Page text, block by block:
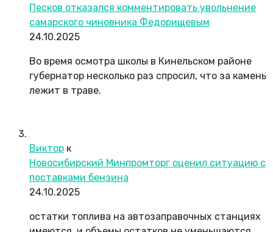
Песков отказался комментировать увольнение
самарского чиновника Федорищевым
24.10.2025
Во время осмотра школы в Кинельском районе
губернатор несколько раз спросил, что за камень
лежит в траве.
Виктор к
Новосибирский Минпромторг оценил ситуацию с
поставками бензина
24.10.2025
остатки топлива на автозаправочных станциях